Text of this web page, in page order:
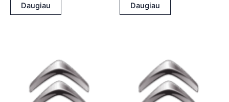
Daugiau Daugiau